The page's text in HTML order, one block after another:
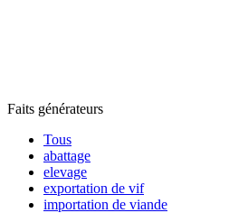
Faits générateurs
Tous
abattage
elevage
exportation de vif
importation de viande